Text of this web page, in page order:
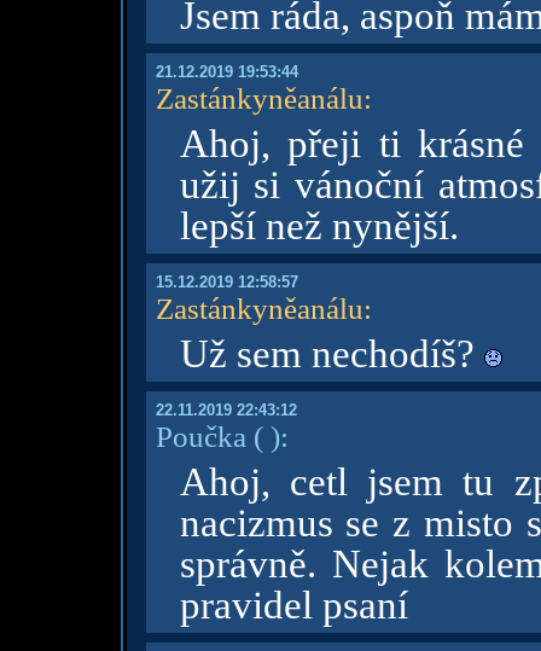
Jsem ráda, aspoň
21.12.2019 19:53:44
Zastánkyněanálu:
Ahoj, přeji ti
užij si vánoční
lepší než nynější.
15.12.2019 12:58:57
Zastánkyněanálu:
Už sem nechodíš?
22.11.2019 22:43:12
Poučka ( ):
Ahoj, cetl jsem tu
nacizmus se z misto
správně. Nejak
pravidel psaní